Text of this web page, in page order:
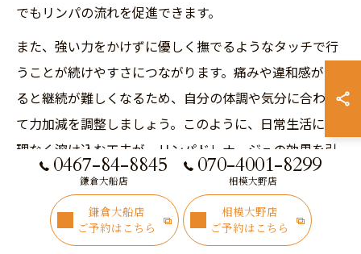
でもリンパの流れを促進できます。
また、強い力をかけずに優しく撫でるようなタッチで行
うことが続けやすさにつながります。痛みや違和感があ
ると継続が難しくなるため、自分の体調や気分に合わせ
て力加減を調整しましょう。このように、日常生活に無
理なく溶け込む工夫が、リンパドレナージュの効果を引
き出しやすくします。
理想のボディを目指すリンパドレナージュ習
0467-84-8845
鎌倉大船店
070-4001-8299
相模大野店
鎌倉大船店
ご予約はこちら
相模大野店
ご予約はこちら